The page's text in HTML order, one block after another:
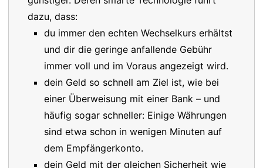
dazu, dass:
du immer den echten Wechselkurs erhältst
und dir die geringe anfallende Gebühr
immer voll und im Voraus angezeigt wird.
dein Geld so schnell am Ziel ist, wie bei
einer Überweisung mit einer Bank – und
häufig sogar schneller: Einige Währungen
sind etwa schon in wenigen Minuten auf
dem Empfängerkonto.
dein Geld mit der gleichen Sicherheit wie